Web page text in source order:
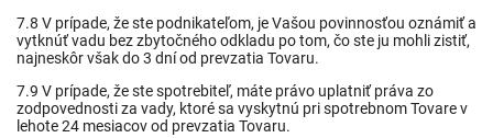
7.8 V prípade, že ste podnikateľom, je Vašou povinnosťou oznámiť a
vytknúť vadu bez zbytočného odkladu po tom, čo ste ju mohli zistiť,
najneskôr však do 3 dní od prevzatia Tovaru.
7.9 V prípade, že ste spotrebiteľ, máte právo uplatniť práva zo
zodpovednosti za vady, ktoré sa vyskytnú pri spotrebnom Tovare v
lehote 24 mesiacov od prevzatia Tovaru.